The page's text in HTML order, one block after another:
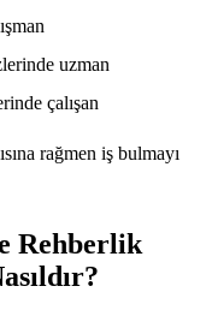
uzman
çalışan
rağmen iş bulmayı
Rehberlik